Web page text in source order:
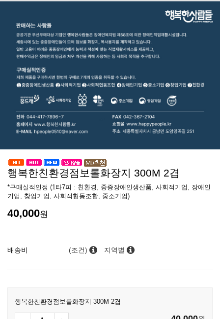
행복한친환경점보롤화장지 300M 2겹
*구매실적인정 (1타7피 : 친환경, 중증장애인생산품, 사회적기업, 장애인
기업, 창업기업, 사회적협동조합, 중소기업)
40,000원
배송비 (조건) 지역별
행복한친환경점보롤화장지 300M 2겹